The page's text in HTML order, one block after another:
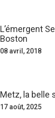
L’émergent
Boston
08 avril, 2018
Metz, la belle
17 août, 2025